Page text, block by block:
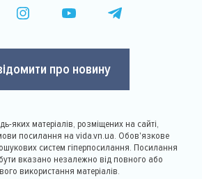
про новину
яких матеріалів, розміщених на сайті,
посилання на vida.vn.ua. Обов'язкове
систем гіперпосилання. Посилання
вказано незалежно від повного або
використання матеріалів.